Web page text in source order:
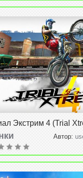
Экстрим 4 (Trial
Автор:
17:26